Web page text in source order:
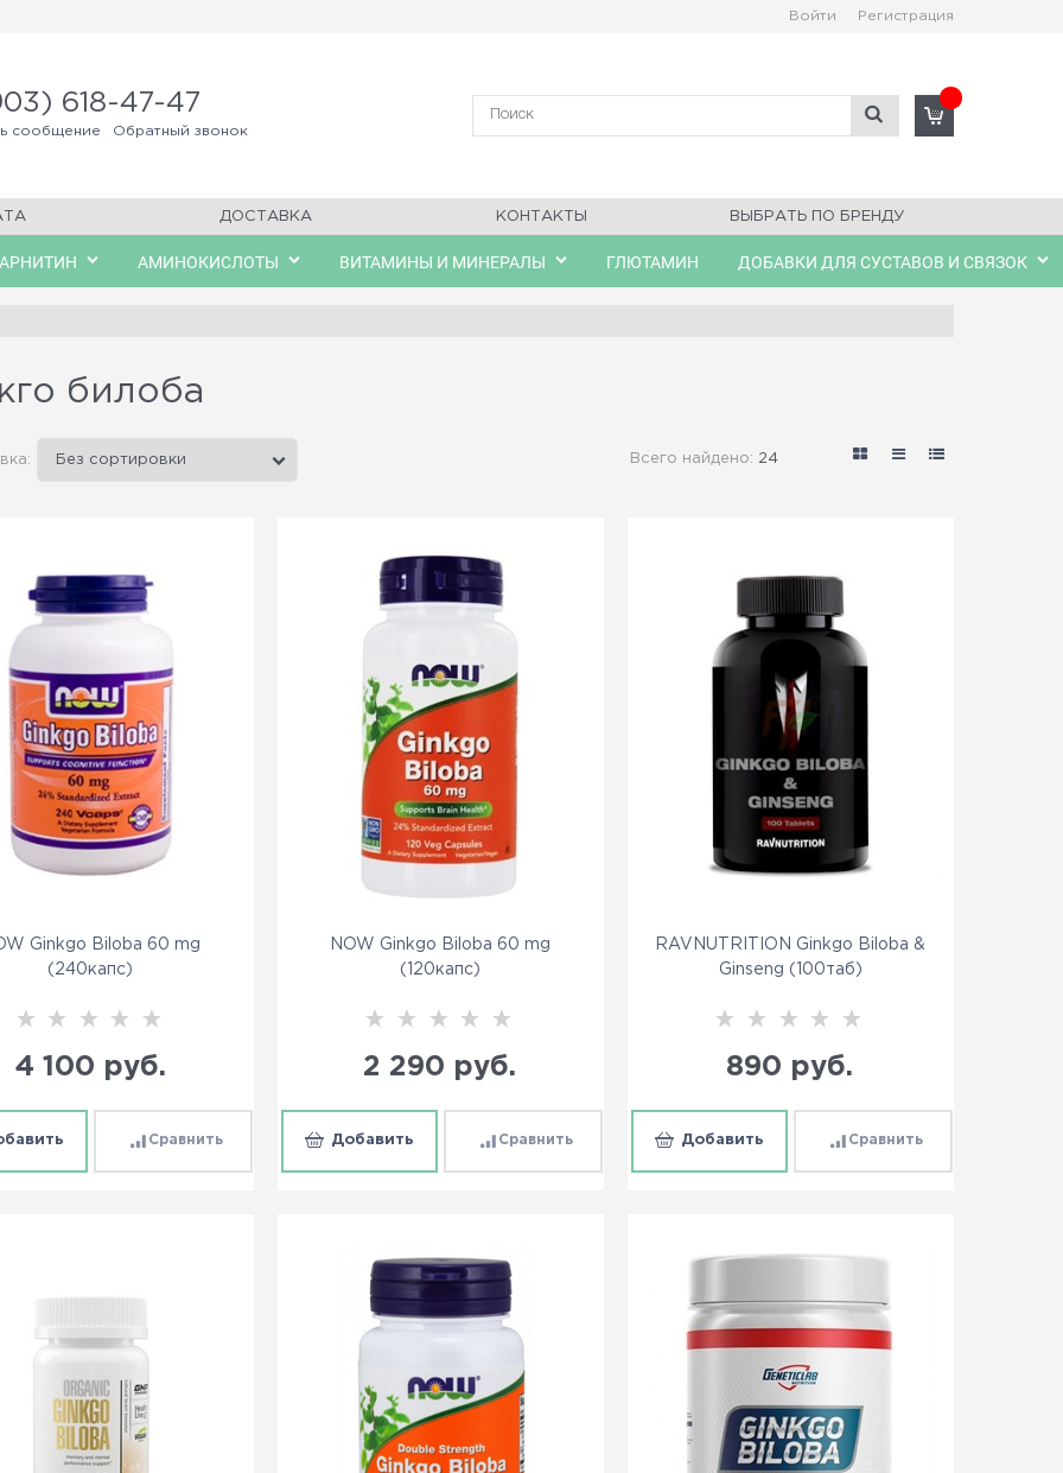
Войти Регистрация
618-47-47
сообщение Обратный звонок
ДОСТАВКА КОНТАКТЫ ВЫБРАТЬ ПО БРЕНДУ
АМИНОКИСЛОТЫ ВИТАМИНЫ И МИНЕРАЛЫ ГЛЮТАМИН ДОБАВКИ ДЛЯ СУСТАВОВ И СВЯЗОК
билоба
Всего найдено: 24
Ginkgo Biloba 60 mg
(240капс)
4 100 руб.
Сравнить
NOW Ginkgo Biloba 60 mg
(120капс)
2 290 руб.
Добавить Сравнить
RAVNUTRITION Ginkgo Biloba &
Ginseng (100таб)
890 руб.
Добавить Сравнить